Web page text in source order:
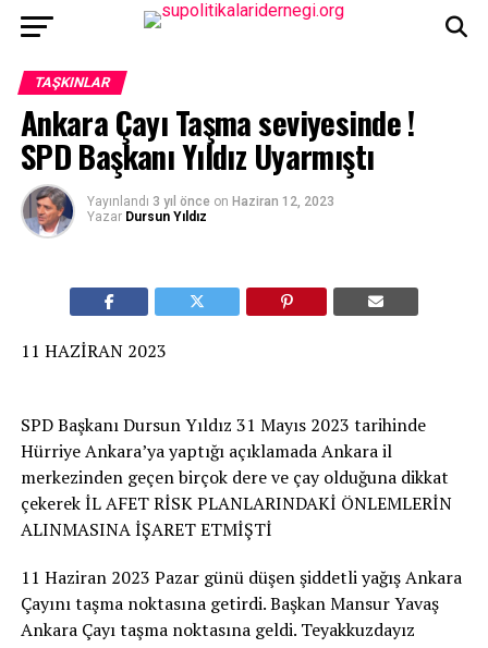
TAŞKINLAR
Ankara Çayı Taşma seviyesinde !
SPD Başkanı Yıldız Uyarmıştı
Yayınlandı 3 yıl önce on Haziran 12, 2023
Yazar Dursun Yıldız
11 HAZİRAN 2023
SPD Başkanı Dursun Yıldız 31 Mayıs 2023 tarihinde
Hürriye Ankara’ya yaptığı açıklamada Ankara il
merkezinden geçen birçok dere ve çay olduğuna dikkat
çekerek İL AFET RİSK PLANLARINDAKİ ÖNLEMLERİN
ALINMASINA İŞARET ETMİŞTİ
11 Haziran 2023 Pazar günü düşen şiddetli yağış Ankara
Çayını taşma noktasına getirdi. Başkan Mansur Yavaş
Ankara Çayı taşma noktasına geldi. Teyakkuzdayız